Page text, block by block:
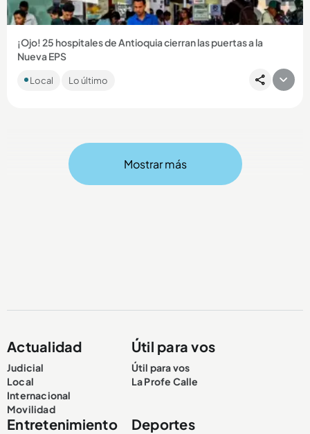
¡Ojo! 25 hospitales de Antioquia cierran las puertas a la
Nueva EPS
Entre los centros médicos se encuentran el Hospital General
de Medellín y el Marco Fidel Suárez de Bello, que no
Local Lo último
Mostrar más
Actualidad
Judicial
Local
Internacional
Movilidad
Útil para vos
Útil para vos
La Profe Calle
Entretenimiento Deportes